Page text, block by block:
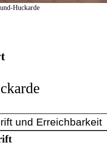
Huckarde
und Erreichbarkeit